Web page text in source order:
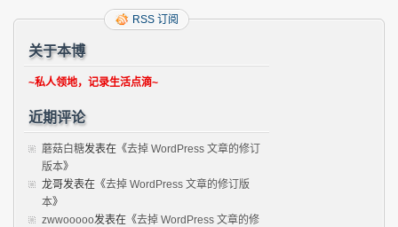
RSS 订阅
关于本博
~私人领地，记录生活点滴~
近期评论
蘑菇白糖发表在《去掉 WordPress 文章的修订
版本》
龙哥发表在《去掉 WordPress 文章的修订版
本》
zwwooooo发表在《去掉 WordPress 文章的修